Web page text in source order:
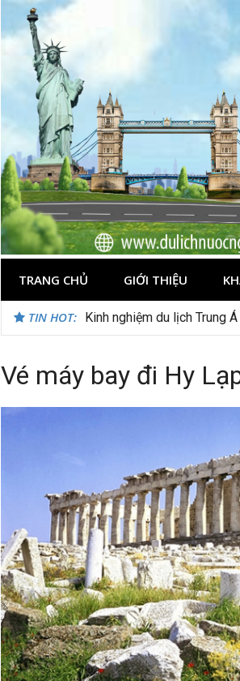
TRANG CHỦ GIỚI THIỆU
TIN HOT: Du lịch Maldives – Lần
Vé máy bay đi Hy